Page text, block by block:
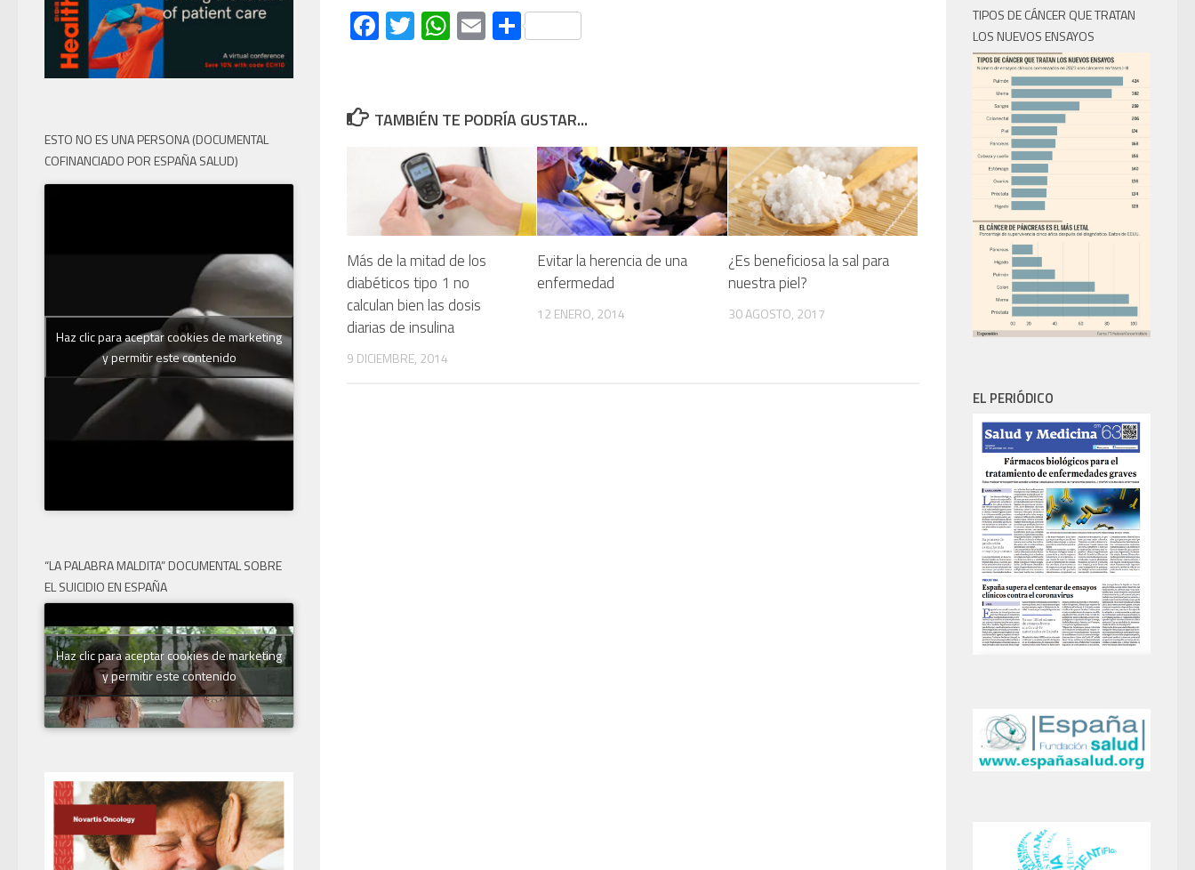
Facebook
Twitter
WhatsApp
EmailCompartir
TAMBIÉN TE PODRÍA GUSTAR...
Más de la mitad de los
diabéticos tipo 1 no
calculan bien las dosis
diarias de insulina
9 DICIEMBRE, 2014
Evitar la herencia de una
enfermedad
12 ENERO, 2014
¿Es beneficiosa la sal para
nuestra piel?
30 AGOSTO, 2017
ESTO NO ES UNA PERSONA (DOCUMENTAL
COFINANCIADO POR ESPAÑA SALUD)
Haz clic para aceptar cookies de marketing
y permitir este contenido
“LA PALABRA MALDITA” DOCUMENTAL SOBRE
EL SUICIDIO EN ESPAÑA
Haz clic para aceptar cookies de marketing
y permitir este contenido
TIPOS DE CÁNCER QUE TRATAN
LOS NUEVOS ENSAYOS
EL PERIÓDICO